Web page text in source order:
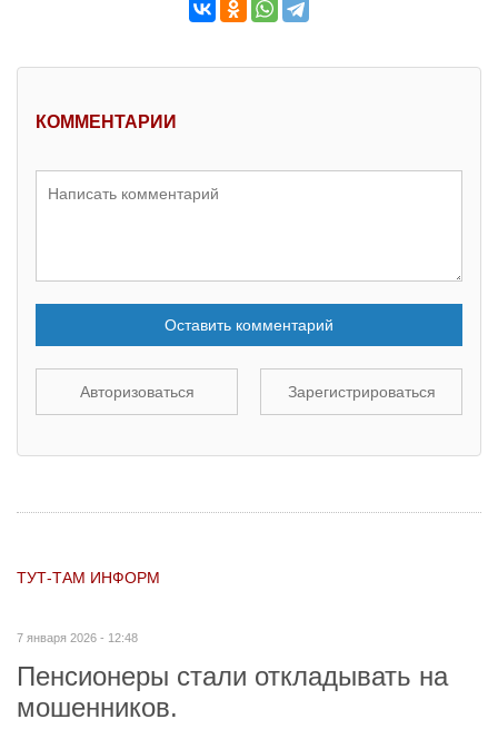
КОММЕНТАРИИ
Оставить комментарий
Авторизоваться Зарегистрироваться
ТУТ-ТАМ ИНФОРМ
7 января 2026 - 12:48
Пенсионеры стали откладывать на
мошенников.